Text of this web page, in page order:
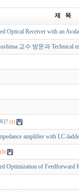
제 목
Receiver with an
교수 방문과 Technical
! (1)
amplifier with LC-
(3)
Optimization of Feedforward